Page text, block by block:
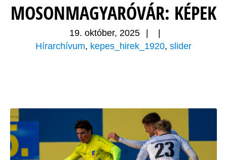
MOSONMAGYARÓVÁR: KÉPEK
19. október, 2025
Hírarchívum, kepes_hirek_1920, slider